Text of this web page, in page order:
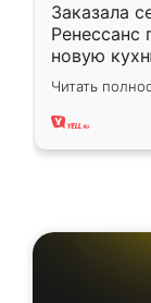
Заказала
Ренессанс
новую
вполне
два года,
Читать